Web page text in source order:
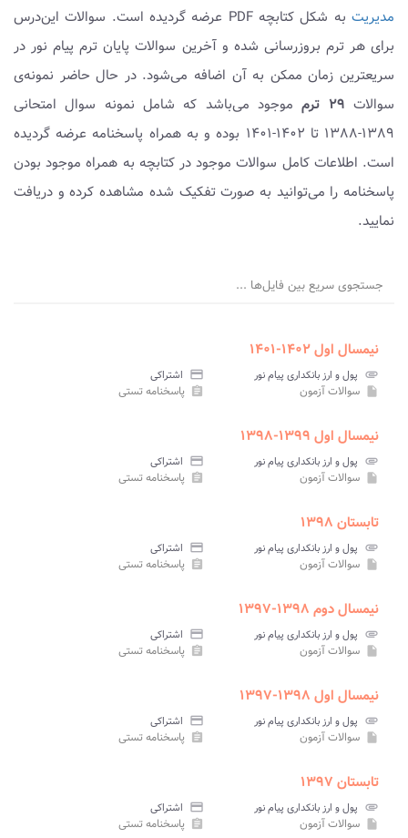
مدیریت
به شکل کتابچه PDF عرضه گردیده است. سوالات این‌درس
برای هر ترم بروزرسانی شده و آخرین سوالات پایان ترم پیام نور در
سریعترین زمان ممکن به آن اضافه می‌شود. در حال حاضر نمونه‌ی
سوالات ۲۹ ترم
موجود می‌باشد که شامل نمونه سوال امتحانی
۱۳۸۹-۱۳۸۸ تا ۱۴۰۲-۱۴۰۱ بوده و به همراه پاسخنامه عرضه گردیده
است. اطلاعات کامل سوالات موجود در کتابچه به همراه موجود بودن
پاسخنامه را می‌توانید به صورت تفکیک شده مشاهده کرده و دریافت
نمایید.
جستجوی سریع بین فایل‌ها ...
نیمسال اول ۱۴۰۲-۱۴۰۱
attachment پول و ارز بانکداری پیام نور credit_card اشتراکی
insert_drive_file سوالات آزمون assignment پاسخنامه تستی
نیمسال اول ۱۳۹۹-۱۳۹۸
attachment پول و ارز بانکداری پیام نور credit_card اشتراکی
insert_drive_file سوالات آزمون assignment پاسخنامه تستی
تابستان ۱۳۹۸
attachment پول و ارز بانکداری پیام نور credit_card اشتراکی
insert_drive_file سوالات آزمون assignment پاسخنامه تستی
نیمسال دوم ۱۳۹۸-۱۳۹۷
attachment پول و ارز بانکداری پیام نور credit_card اشتراکی
insert_drive_file سوالات آزمون assignment پاسخنامه تستی
نیمسال اول ۱۳۹۸-۱۳۹۷
attachment پول و ارز بانکداری پیام نور credit_card اشتراکی
insert_drive_file سوالات آزمون assignment پاسخنامه تستی
تابستان ۱۳۹۷
attachment پول و ارز بانکداری پیام نور credit_card اشتراکی
insert_drive_file سوالات آزمون assignment پاسخنامه تستی